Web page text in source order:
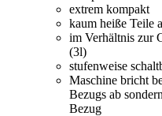
extrem kompakt
kaum heiße Teile
im Verhältnis zur
(3l)
stufenweise
Maschine bricht
Bezugs ab
Bezug